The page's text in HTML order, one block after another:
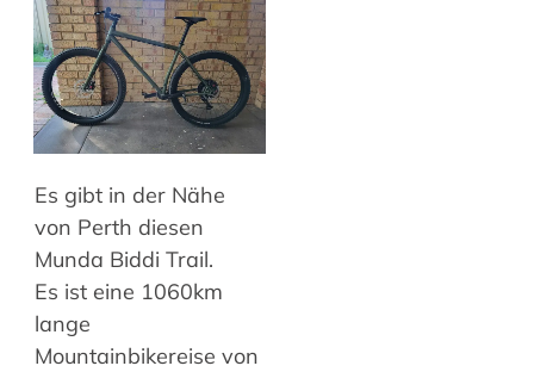
Es gibt in der Nähe
von Perth diesen
Munda Biddi Trail.
Es ist eine 1060km
lange
Mountainbikereise von